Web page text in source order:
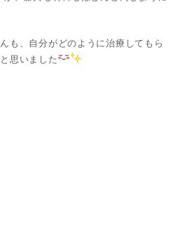
も、自分がどのように治療してもら
思いました